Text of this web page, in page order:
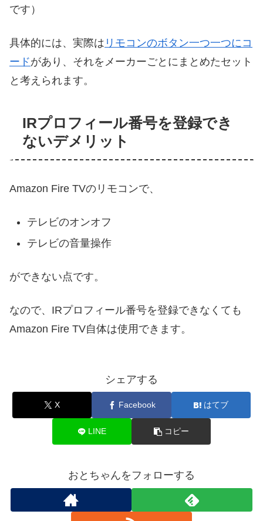
です）
具体的には、実際は リモコンのボタン一つ一つにコ
ードがあり、それをメーカーごとにまとめたセット
と考えられます。
IRプロフィール番号を登録でき
ないデメリット
Amazon Fire TVのリモコンで、
テレビのオンオフ
テレビの音量操作
ができない点です。
なので、IRプロフィール番号を登録できなくても
Amazon Fire TV自体は使用できます。
シェアする
X Facebook はてブ
LINE コピー
おとちゃんをフォローする